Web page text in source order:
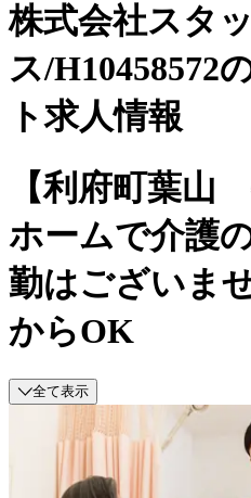
株式会社スタ
ス/H10458572
ト求人情報
【利府町葉山
ホームで介護
勤はございま
からOK
全て表示